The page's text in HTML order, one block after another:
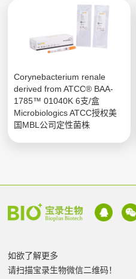
Corynebacterium renale
derived from ATCC® BAA-
1785™ 01040K 6支/盒
Microbiologics ATCC授权美
国MBL公司定性菌株
如欲了解更多
请扫描宝录生物微信二维码！